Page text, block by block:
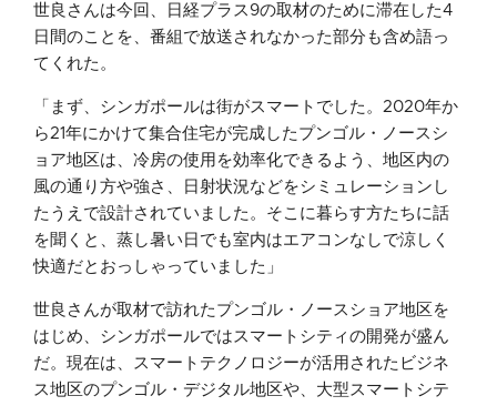
世良さんは今回、日経プラス9の取材のために滞在した4
日間のことを、番組で放送されなかった部分も含め語っ
てくれた。
「まず、シンガポールは街がスマートでした。2020年か
ら21年にかけて集合住宅が完成したプンゴル・ノースシ
ョア地区は、冷房の使用を効率化できるよう、地区内の
風の通り方や強さ、日射状況などをシミュレーションし
たうえで設計されていました。そこに暮らす方たちに話
を聞くと、蒸し暑い日でも室内はエアコンなしで涼しく
快適だとおっしゃっていました」
世良さんが取材で訪れたプンゴル・ノースショア地区を
はじめ、シンガポールではスマートシティの開発が盛ん
だ。現在は、スマートテクノロジーが活用されたビジネ
ス地区のプンゴル・デジタル地区や、大型スマートシテ